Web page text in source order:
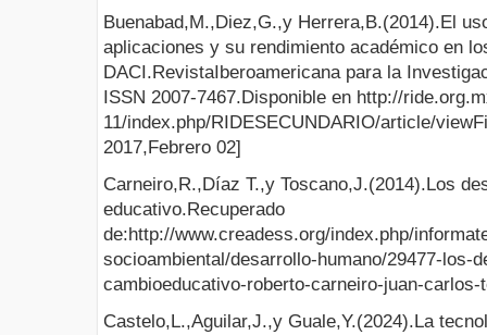
Buenabad,M.,Diez,G.,y Herrera,B.(2014).El
aplicaciones y su rendimiento académico en
DACI.RevistaIberoamericana para la
ISSN 2007-7467.Disponible en http://
11/index.php/RIDESECUNDARIO/article/
2017,Febrero 02]
Carneiro,R.,Díaz T.,y Toscano,J.(2014).Los
educativo.Recuperado
de:http://www.creadess.org/index.php/
socioambiental/desarrollo-humano/29477-los-
cambioeducativo-roberto-carneiro-juan-
Castelo,L.,Aguilar,J.,y Guale,Y.(2024).La